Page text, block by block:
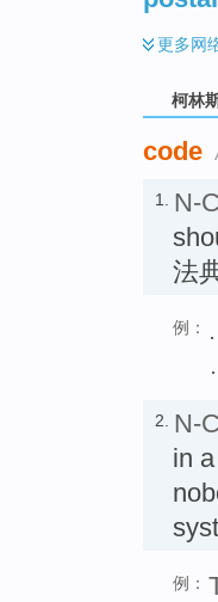
更多网
柯林
code
1. N-
法
例：
2. N-
in
例：